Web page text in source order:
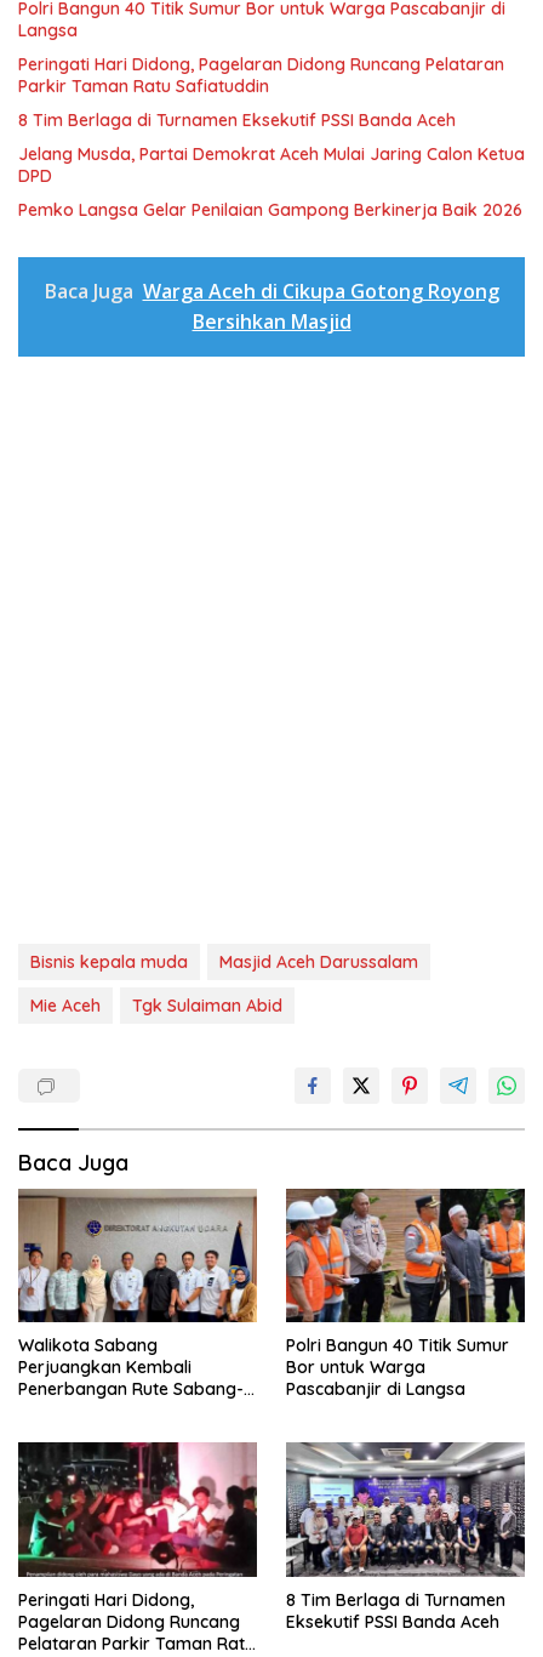
Polri Bangun 40 Titik Sumur Bor untuk Warga Pascabanjir di
Langsa
Peringati Hari Didong, Pagelaran Didong Runcang Pelataran
Parkir Taman Ratu Safiatuddin
8 Tim Berlaga di Turnamen Eksekutif PSSI Banda Aceh
Jelang Musda, Partai Demokrat Aceh Mulai Jaring Calon Ketua
DPD
Pemko Langsa Gelar Penilaian Gampong Berkinerja Baik 2026
Baca Juga Warga Aceh di Cikupa Gotong Royong
Bersihkan Masjid
Bisnis kepala muda
Masjid Aceh Darussalam
Mie Aceh
Tgk Sulaiman Abid
Baca Juga
Walikota Sabang
Perjuangkan Kembali
Penerbangan Rute Sabang-
Polri Bangun 40 Titik Sumur
Bor untuk Warga
Pascabanjir di Langsa
Peringati Hari Didong,
Pagelaran Didong Runcang
Pelataran Parkir Taman Ratu
8 Tim Berlaga di Turnamen
Eksekutif PSSI Banda Aceh